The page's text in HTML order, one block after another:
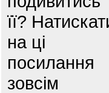
її?
на ці
посилання
зовсім